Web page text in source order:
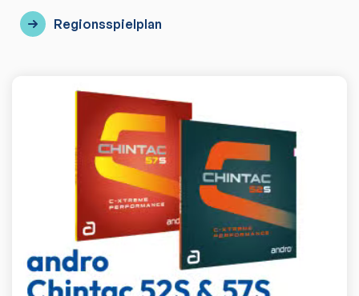
Regionsspielplan